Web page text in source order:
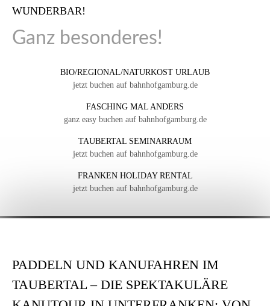
WUNDERBAR!
Ganz besonderes!
BIO/REGIONAL/NATURKOST URLAUB
jetzt buchen auf bahnhofgamburg.de
FASCHING MAL ANDERS
ganz easy buchen auf bahnhofgamburg.de
TAUBERTAL SEMINARRAUM
jetzt buchen auf bahnhofgamburg.de
FRANKEN HOLIDAY RENTAL
jetzt buchen auf bahnhofgamburg.de
PADDELN UND KANUFAHREN IM
TAUBERTAL – DIE SPEKTAKULÄRE